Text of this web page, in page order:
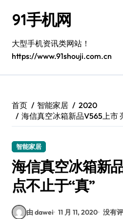
91手机网
大型手机资讯类网站！
https://www.91shouji.com.cn
首页 智能家居
2020
海信真空冰箱新品V565上市
智能家居
海信真空冰箱新
点不止于“真”
由 dawei 11 月 11, 2020 没有